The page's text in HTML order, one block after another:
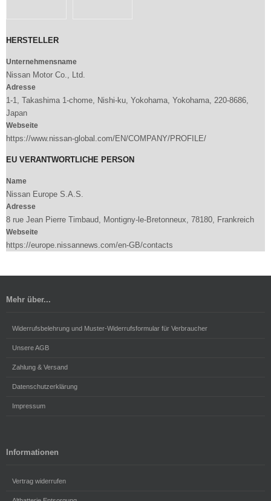
HERSTELLER
Unternehmensname
Nissan Motor Co., Ltd.
Adresse
1-1, Takashima 1-chome, Nishi-ku, Yokohama, Yokohama, 220-8686,
Japan
Webseite
https://www.nissan-global.com/EN/COMPANY/PROFILE/
EU VERANTWORTLICHE PERSON
Name
Nissan Europe S.A.S.
Adresse
8 rue Jean Pierre Timbaud, Montigny-le-Bretonneux, 78180, Frankreich
Webseite
https://europe.nissannews.com/en-GB/contacts
Mehr über...
Widerrufsbelehrung und Muster-Widerrufsformular für Verbraucher
Unsere AGB
Zahlung & Versand
Datenschutzerklärung
Impressum
Informationen
Vertrag widerrufen